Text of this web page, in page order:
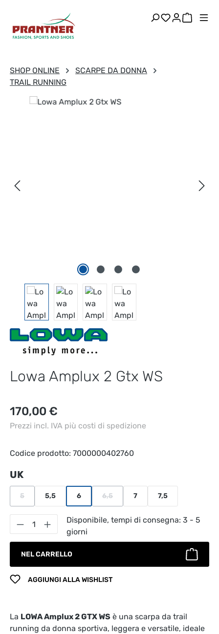
Passa al contenuto principale
Hai 0Il
SHOP ONLINE
SCARPE DA DONNA
TRAIL RUNNING
Salta la galleria di immagini
Lowa Amplux 2 Gtx WS
Prezzo normale:
170,00 €
Prezzi incl. IVA più costi di spedizione
Codice prodotto: 7000000402760
Seleziona
UK
5
(Questa opzione non è al momento disponibile.)
5,5 6 6,5
(Questa opzione non è al momento
7 7,5
Quantità del prodotto: inserisci la
Disponibile, tempi di consegna: 3 - 5
giorni
NEL CARRELLO
AGGIUNGI ALLA WISHLIST
La LOWA Amplux 2 GTX WS è una scarpa da trail
running da donna sportiva, leggera e versatile, ideale